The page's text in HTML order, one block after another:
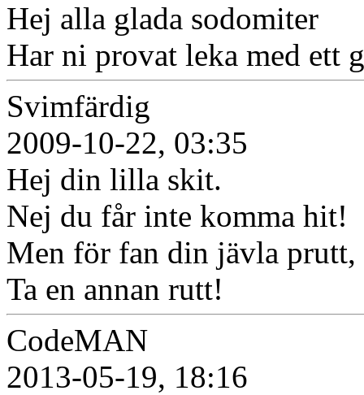
Hej alla glada sodomiter
Har ni provat leka med ett
Svimfärdig
2009-10-22, 03:35
Hej din lilla skit.
Nej du får inte komma hit!
Men för fan din jävla prutt,
Ta en annan rutt!
CodeMAN
2013-05-19, 18:16